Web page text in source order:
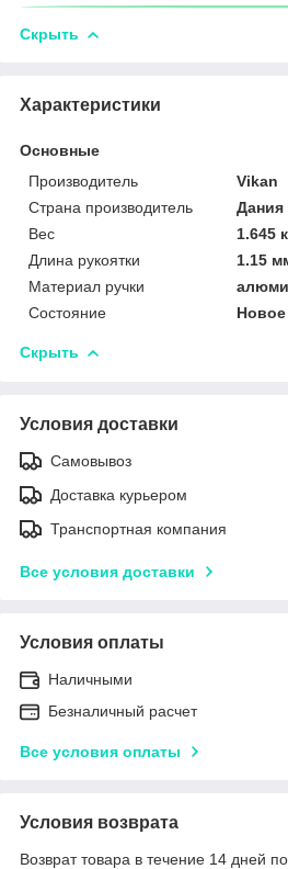
Скрыть
Характеристики
Основные
Производитель
Vikan
Страна производитель
Дания
Вес
1.645
Длина рукоятки
1.15
Материал ручки
Состояние
Новое
Скрыть
Условия доставки
Самовывоз
Доставка курьером
Транспортная компания
Все условия доставки
Условия оплаты
Наличными
Безналичный расчет
Все условия оплаты
Условия возврата
Возврат товара в течение 14 дней